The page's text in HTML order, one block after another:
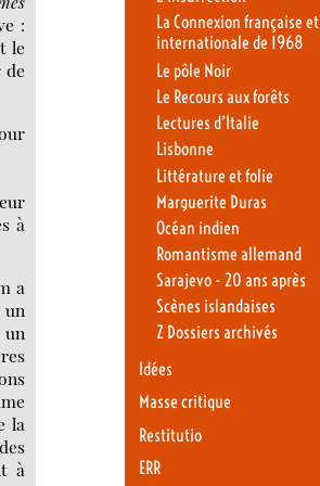
:
le
de
à
a
un
un
la
à
La Connexion française et
internationale de 1968
Le pôle Noir
Le Recours aux forêts
Lectures d’Italie
Lisbonne
Littérature et folie
Marguerite Duras
Océan indien
Romantisme allemand
Sarajevo - 20 ans après
Scènes islandaises
Z Dossiers archivés
Idées
Masse critique
Restitutio
ERR